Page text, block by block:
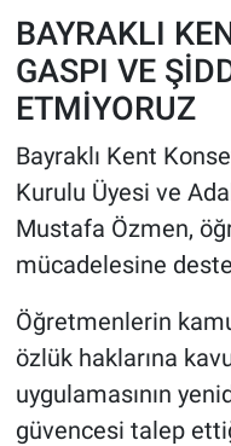
BAYRAKLI
GASPI VE
ETMİYORUZ
Bayraklı Kent
Kurulu Üyesi ve
Mustafa Özmen,
mücadelesine
Öğretmenlerin
özlük haklarına
uygulamasının
güvencesi talep